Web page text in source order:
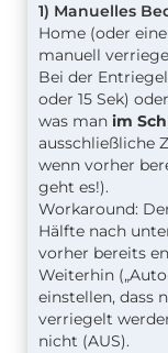
1) Manuelles
Home (oder
manuell
Bei der
oder 15 Sek)
was man im
ausschließliche
wenn vorher
geht es!).
Workaround:
Hälfte nach
vorher bereits
Weiterhin
einstellen, dass
verriegelt
nicht (AUS).